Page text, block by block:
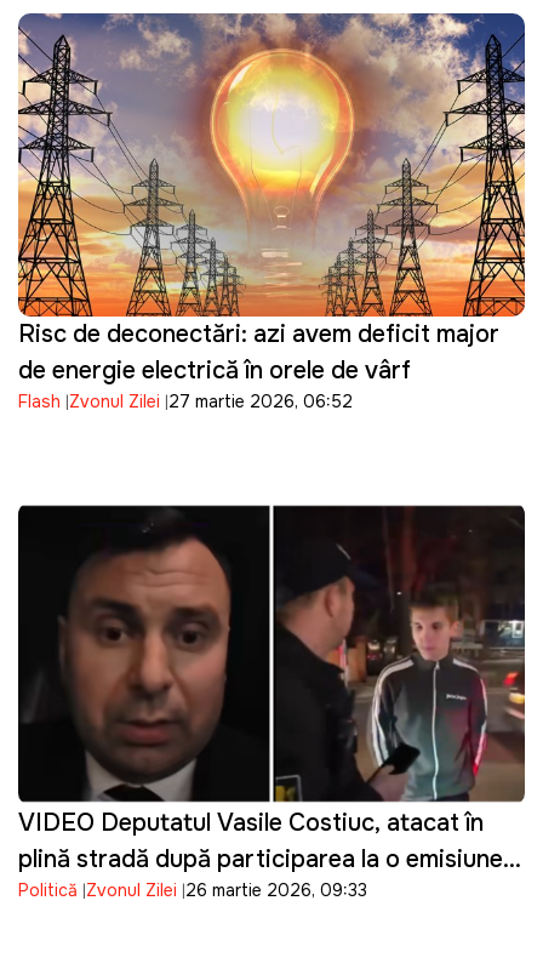
Risc de deconectări: azi avem deficit major
de energie electrică în orele de vârf
Flash Zvonul Zilei 27 martie 2026, 06:52
VIDEO Deputatul Vasile Costiuc, atacat în
plină stradă după participarea la o emisiune
TV
Politică Zvonul Zilei 26 martie 2026, 09:33